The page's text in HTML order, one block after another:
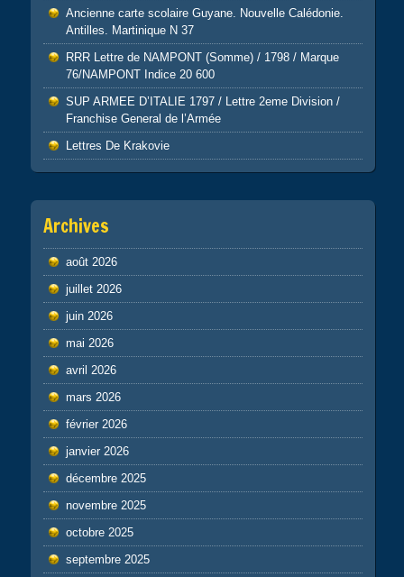
Ancienne carte scolaire Guyane. Nouvelle Calédonie.
Antilles. Martinique N 37
RRR Lettre de NAMPONT (Somme) / 1798 / Marque
76/NAMPONT Indice 20 600
SUP ARMEE D’ITALIE 1797 / Lettre 2eme Division /
Franchise General de l’Armée
Lettres De Krakovie
Archives
août 2026
juillet 2026
juin 2026
mai 2026
avril 2026
mars 2026
février 2026
janvier 2026
décembre 2025
novembre 2025
octobre 2025
septembre 2025